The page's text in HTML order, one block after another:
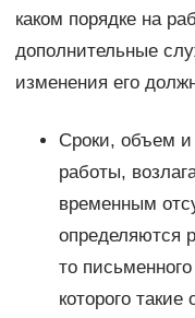
каком порядке на
дополнительные
изменения его
Сроки, объем и
работы,
временным
определяются
то
которого такие